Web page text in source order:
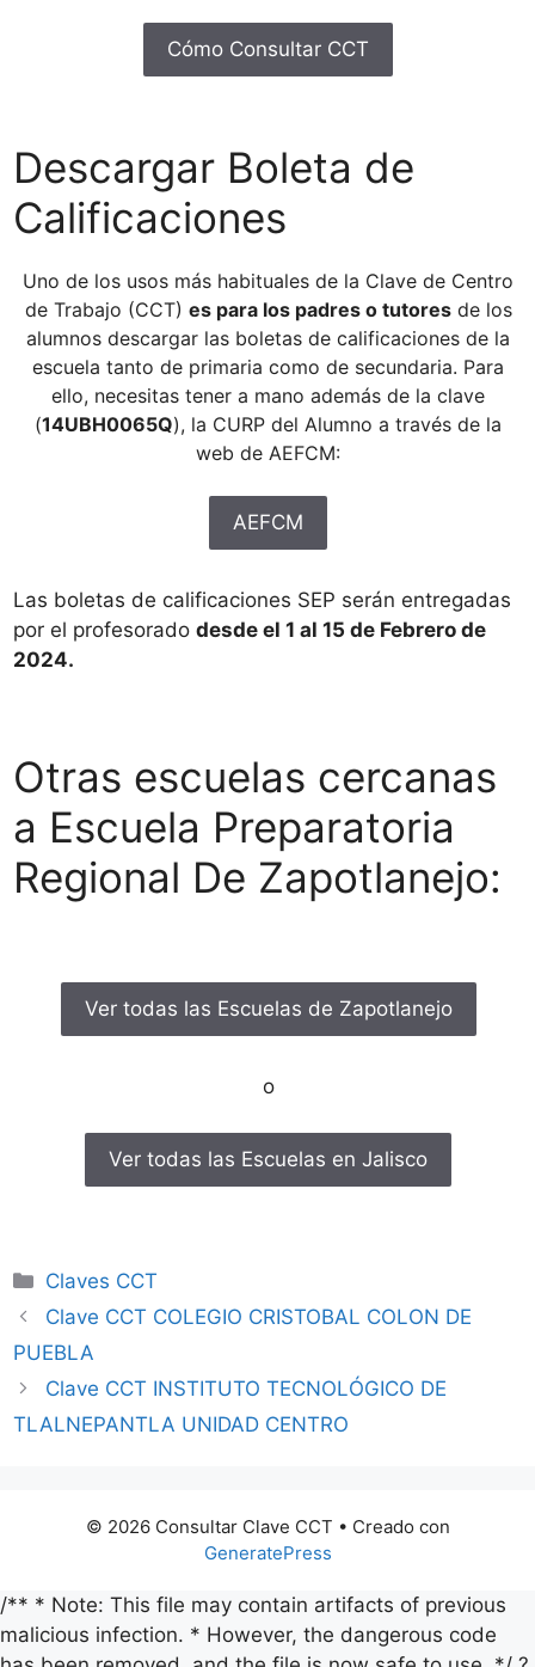
Cómo Consultar CCT
Descargar Boleta de
Calificaciones
Uno de los usos más habituales de la Clave de Centro
de Trabajo (CCT) es para los padres o tutoresde los
alumnos descargar las boletas de calificaciones de la
escuela tanto de primaria como de secundaria. Para
ello, necesitas tener a mano además de la clave
(14UBH0065Q), la CURP del Alumno a través de la
web de AEFCM:
AEFCM
Las boletas de calificaciones SEP serán entregadas
por el profesorado desde el 1 al 15 de Febrero de
2024.
Otras escuelas cercanas
a Escuela Preparatoria
Regional De Zapotlanejo:
Ver todas las Escuelas de Zapotlanejo
o
Ver todas las Escuelas en Jalisco
Categorías
Claves CCT
Clave CCT COLEGIO CRISTOBAL COLON DE
PUEBLA
Clave CCT INSTITUTO TECNOLÓGICO DE
TLALNEPANTLA UNIDAD CENTRO
© 2026 Consultar Clave CCT • Creado con
GeneratePress
/** * Note: This file may contain artifacts of previous
malicious infection. * However, the dangerous code